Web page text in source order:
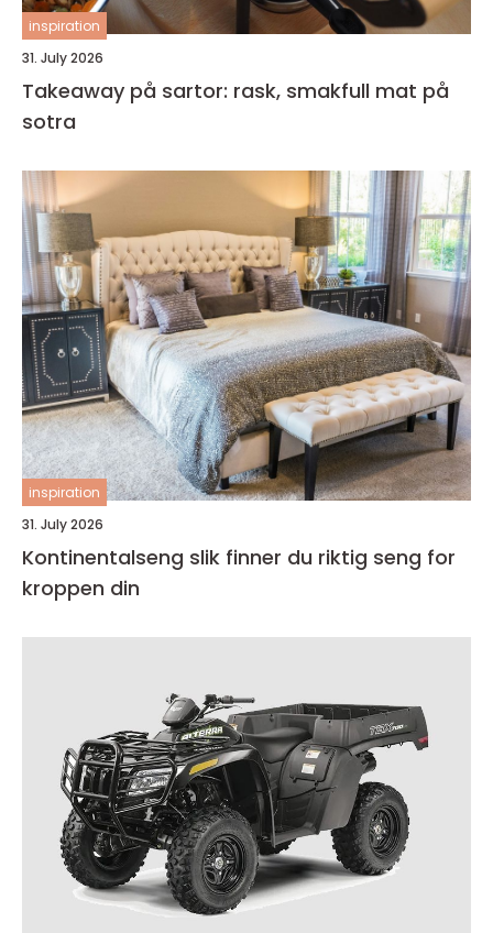
inspiration
31. July 2026
Takeaway på sartor: rask, smakfull mat på
sotra
inspiration
31. July 2026
Kontinentalseng slik finner du riktig seng for
kroppen din